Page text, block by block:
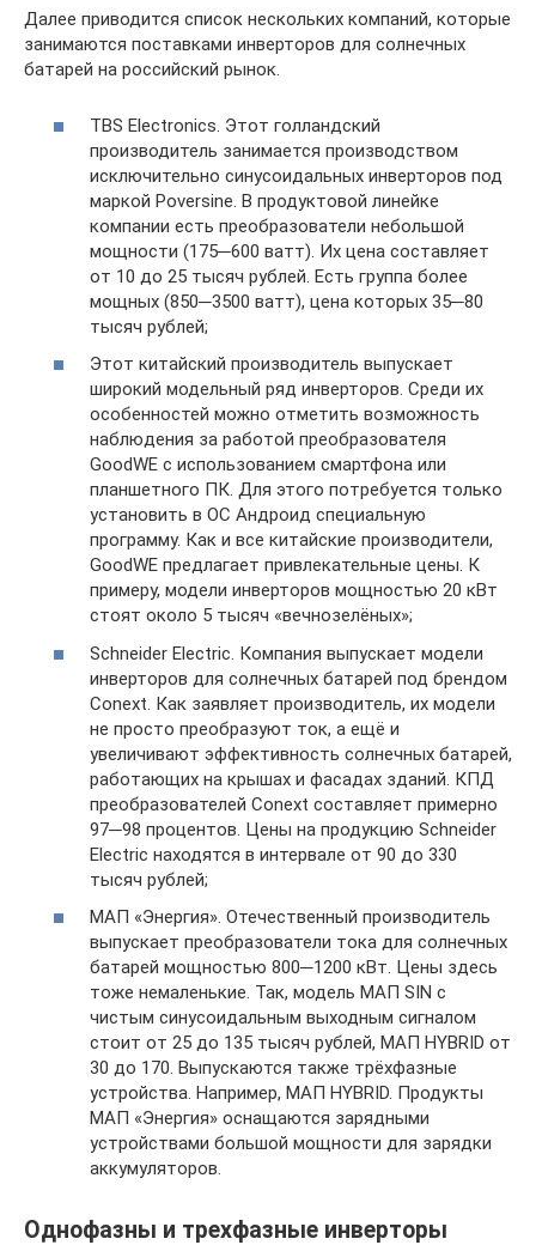
Далее приводится список нескольких компаний, которые
занимаются поставками инверторов для солнечных
батарей на российский рынок.
TBS Electronics. Этот голландский
производитель занимается производством
исключительно синусоидальных инверторов под
маркой Poversine. В продуктовой линейке
компании есть преобразователи небольшой
мощности (175─600 ватт). Их цена составляет
от 10 до 25 тысяч рублей. Есть группа более
мощных (850─3500 ватт), цена которых 35─80
тысяч рублей;
Этот китайский производитель выпускает
широкий модельный ряд инверторов. Среди их
особенностей можно отметить возможность
наблюдения за работой преобразователя
GoodWE с использованием смартфона или
планшетного ПК. Для этого потребуется только
установить в ОС Андроид специальную
программу. Как и все китайские производители,
GoodWE предлагает привлекательные цены. К
примеру, модели инверторов мощностью 20 кВт
стоят около 5 тысяч «вечнозелёных»;
Schneider Electric. Компания выпускает модели
инверторов для солнечных батарей под брендом
Conext. Как заявляет производитель, их модели
не просто преобразуют ток, а ещё и
увеличивают эффективность солнечных батарей,
работающих на крышах и фасадах зданий. КПД
преобразователей Conext составляет примерно
97─98 процентов. Цены на продукцию Schneider
Electric находятся в интервале от 90 до 330
тысяч рублей;
МАП «Энергия». Отечественный производитель
выпускает преобразователи тока для солнечных
батарей мощностью 800─1200 кВт. Цены здесь
тоже немаленькие. Так, модель МАП SIN с
чистым синусоидальным выходным сигналом
стоит от 25 до 135 тысяч рублей, МАП HYBRID от
30 до 170. Выпускаются также трёхфазные
устройства. Например, МАП HYBRID. Продукты
МАП «Энергия» оснащаются зарядными
устройствами большой мощности для зарядки
аккумуляторов.
Однофазны и трехфазные инверторы